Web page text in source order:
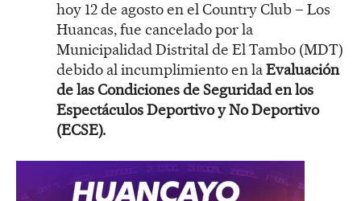
hoy 12 de agosto en el Country Club – Los
Huancas, fue cancelado por la
Municipalidad Distrital de El Tambo (MDT)
debido al incumplimiento en laEvaluación
de las Condiciones de Seguridad en los
Espectáculos Deportivo y No Deportivo
(ECSE).